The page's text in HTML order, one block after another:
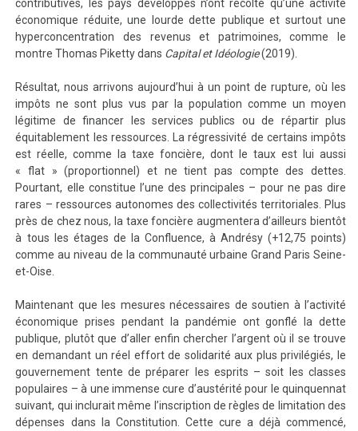
contributives, les pays développés n’ont récolté qu’une activité
économique réduite, une lourde dette publique et surtout une
hyperconcentration des revenus et patrimoines, comme le
montre Thomas Piketty dans Capital et Idéologie(2019).
Résultat, nous arrivons aujourd’hui à un point de rupture, où les
impôts ne sont plus vus par la population comme un moyen
légitime de financer les services publics ou de répartir plus
équitablement les ressources. La régressivité de certains impôts
est réelle, comme la taxe foncière, dont le taux est lui aussi
« flat » (proportionnel) et ne tient pas compte des dettes.
Pourtant, elle constitue l’une des principales – pour ne pas dire
rares – ressources autonomes des collectivités territoriales. Plus
près de chez nous, la taxe foncière augmentera d’ailleurs bientôt
à tous les étages de la Confluence, à Andrésy (+12,75 points)
comme au niveau de la communauté urbaine Grand Paris Seine-
et-Oise.
Maintenant que les mesures nécessaires de soutien à l’activité
économique prises pendant la pandémie ont gonflé la dette
publique, plutôt que d’aller enfin chercher l’argent où il se trouve
en demandant un réel effort de solidarité aux plus privilégiés, le
gouvernement tente de préparer les esprits – soit les classes
populaires – à une immense cure d’austérité pour le quinquennat
suivant, qui inclurait même l’inscription de règles de limitation des
dépenses dans la Constitution. Cette cure a déjà commencé,